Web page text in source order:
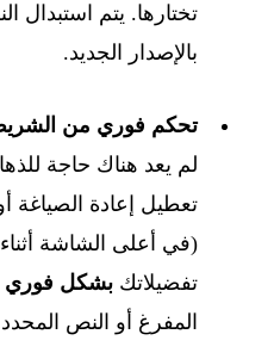
تختارها. يتم استبدال
بالإصدار الجديد.
تحكم فوري من
لم يعد هناك حاجة
تعطيل إعادة الصياغة
(في أعلى الشاشة أثناء
تفضيلاتك بشكل فوري
المفرغ أو النص